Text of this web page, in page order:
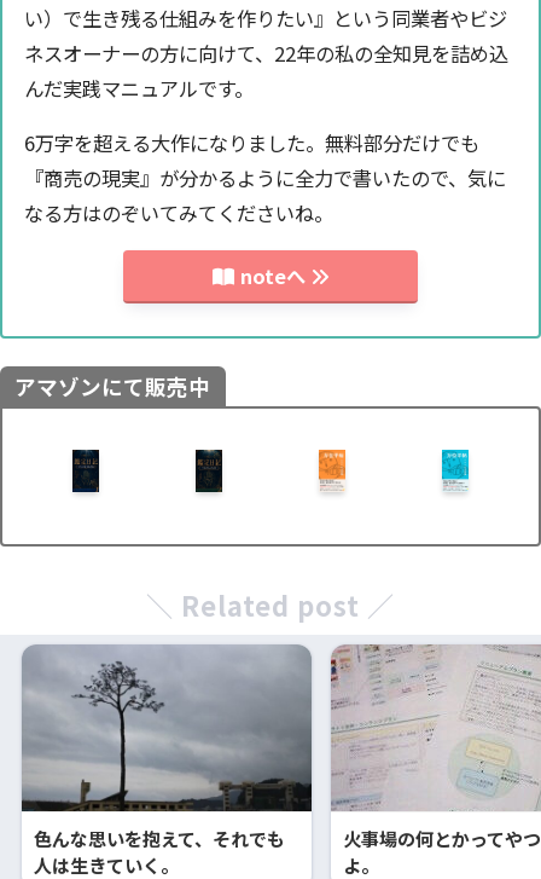
い）で生き残る仕組みを作りたい』という同業者やビジ
ネスオーナーの方に向けて、22年の私の全知見を詰め込
んだ実践マニュアルです。
6万字を超える大作になりました。無料部分だけでも
『商売の現実』が分かるように全力で書いたので、気に
なる方はのぞいてみてくださいね。
noteへ
アマゾンにて販売中
＼ Related post ／
色んな思いを抱えて、それでも
人は生きていく。
火事場の何とかってや
よ。